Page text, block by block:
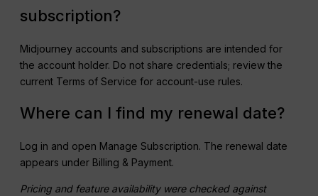
subscription?
Midjourney accounts and subscriptions are intended for
the account holder. Do not share credentials; review the
current Terms of Service for account-use rules.
Where can I find my renewal date?
Log in and open Manage Subscription. The renewal date
appears under Billing & Payment.
Pricing and feature availability were checked against